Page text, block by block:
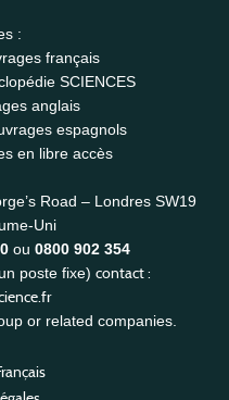
:
français
SCIENCES
anglais
espagnols
en libre accès
Road – Londres SW19
Uni
ou 0800 902 354
poste fixe) contact :
or related companies.